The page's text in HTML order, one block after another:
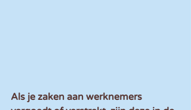
Als je zaken aan werknemers